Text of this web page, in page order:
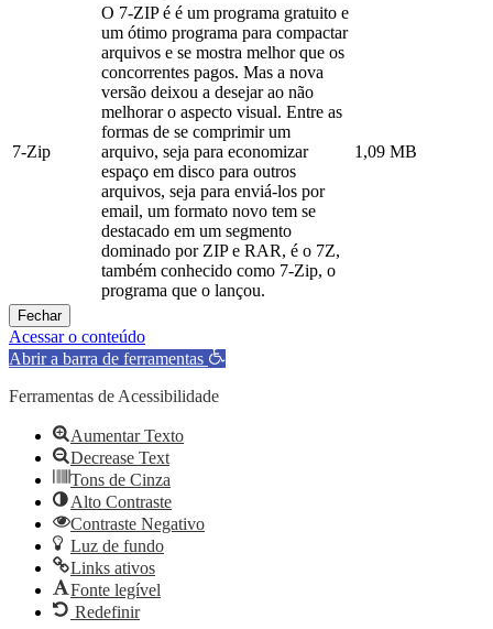
7-Zip
O 7-ZIP é é um programa gratuito e
um ótimo programa para compactar
arquivos e se mostra melhor que os
concorrentes pagos. Mas a nova
versão deixou a desejar ao não
melhorar o aspecto visual. Entre as
formas de se comprimir um
arquivo, seja para economizar
espaço em disco para outros
arquivos, seja para enviá-los por
email, um formato novo tem se
destacado em um segmento
dominado por ZIP e RAR, é o 7Z,
também conhecido como 7-Zip, o
programa que o lançou.
1,09 MB
Fechar
Acessar o conteúdo
Abrir a barra de ferramentas
Ferramentas de Acessibilidade
Aumentar Texto
Decrease Text
Tons de Cinza
Alto Contraste
Contraste Negativo
Luz de fundo
Links ativos
Fonte legível
Redefinir